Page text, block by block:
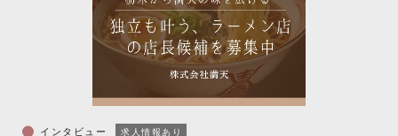
インタビュー 求人情報あり